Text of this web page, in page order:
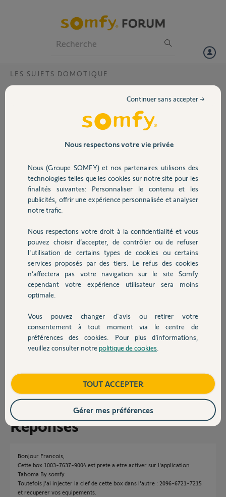
Volet
Sécurité
Domotique
Chauffage
Autres produits
Devis avec un pro
Contact
LES SUJETS DOMOTIQUE
Problème TaHoma rail din v1
J’ai un problème pour domotiser mes volets
roulant io.
L’appartement a été livré par nexity avec une
box TaHoma rail din v1 mais elle n’a jamais
que l’application avec été abandonné mais
quand je souhaite recréer une nouvelle
installation l’application détecte ma box mais
dès que je clique dessus cela me mets une erreur
J’ai de plus acheter une TaHoma switch mais je
ne peux pas pas mettre mes volets car je suppose qu’ils sont déjà
intégré dans la TaHoma rail din.
Pouvez-vous faire quelque chose ?
Le pin de la box TaHoma rail din v1 est le 1003 7637 9004
Participer au fil de discussion
Réponses
Bonjour Francois,
Cette box 1003-7637-9004 est prete a etre activer sur l'application
Tahoma By somfy.
Toutefois j'ai injecter la clef de cette box dans l'autre : 2096-6721-7215
et recuperer vos equipements.
Nous respectons votre vie privée
Nous (Groupe SOMFY) et nos partenaires utilisons des
technologies telles que les cookies sur notre site pour les
finalités suivantes: Personnaliser le contenu et les
publicités, offrir une expérience personnalisée et analyser
notre trafic.
Nous respectons votre droit à la confidentialité et vous
pouvez choisir d’accepter, de contrôler ou de refuser
l'utilisation de certains types de cookies ou certains
services proposés par des tiers. Le refus des cookies
n’affectera pas votre navigation sur le site Somfy
cependant votre expérience utilisateur sera moins
optimale.
Vous pouvez changer d'avis ou retirer votre
consentement à tout moment via le centre de
préférences des cookies. Pour plus d’informations,
veuillez consulter notre politique de cookies
Continuer sans accepter →
TOUT ACCEPTER
Gérer mes préférences